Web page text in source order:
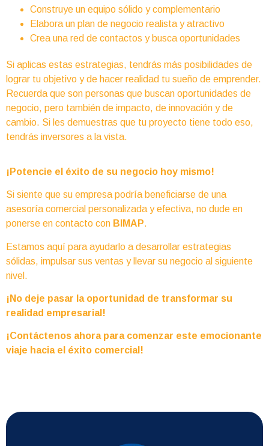
Construye un equipo sólido y complementario
Elabora un plan de negocio realista y atractivo
Crea una red de contactos y busca oportunidades
Si aplicas estas estrategias, tendrás más posibilidades de
lograr tu objetivo y de hacer realidad tu sueño de emprender.
Recuerda que son personas que buscan oportunidades de
negocio, pero también de impacto, de innovación y de
cambio. Si les demuestras que tu proyecto tiene todo eso,
tendrás inversores a la vista.
¡Potencie el éxito de su negocio hoy mismo!
Si siente que su empresa podría beneficiarse de una
asesoría comercial personalizada y efectiva, no dude en
ponerse en contacto con BIMAP.
Estamos aquí para ayudarlo a desarrollar estrategias
sólidas, impulsar sus ventas y llevar su negocio al siguiente
nivel.
¡No deje pasar la oportunidad de transformar su
realidad empresarial!
¡Contáctenos ahora para comenzar este emocionante
viaje hacia el éxito comercial!